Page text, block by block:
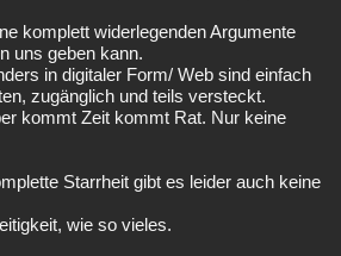
komplett widerlegenden Argumente
uns geben kann.
in digitaler Form/ Web sind einfach
zugänglich und teils versteckt.
kommt Zeit kommt Rat. Nur keine
Starrheit gibt es leider auch keine
wie so vieles.